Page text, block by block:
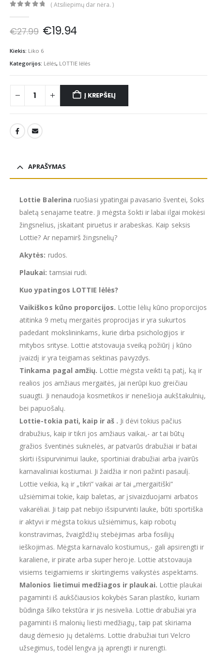
( Atsiliepimų dar nėra. )
€27.99 Original
was:
€27.99.
€19.94Current
€19.94.
Kiekis: Liko 6
Kategorijos: Lėlės, LOTTIE lėlės
Į KREPŠELĮ
APRAŠYMAS
Lottie Balerinaruošiasi ypatingai pavasario šventei, šoks
baletą senajame teatre. Ji mėgsta šokti ir labai ilgai mokėsi
žingsnelius, įskaitant piruetus ir arabeskas. Kaip seksis
Lottie? Ar nepamirš žingsnelių?
Akytės: rudos.
Plaukai: tamsiai rudi.
Kuo ypatingos LOTTIE lėlės?
Vaikiškos kūno proporcijos. Lottie lėlių kūno proporcijos
atitinka 9 metų mergaitės proprocijas ir yra sukurtos
padedant mokslininkams, kurie dirba psichologijos ir
mitybos srityse. Lottie atstovauja sveiką požiūrį į kūno
įvaizdį ir yra teigiamas sektinas pavyzdys.
Tinkama pagal amžių. Lottie mėgsta veikti tą patį, ką ir
realios jos amžiaus mergaitės, jai nerūpi kuo greičiau
suaugti. Ji nenaudoja kosmetikos ir nenešioja aukštakulnių,
bei papuošalų.
Lottie-tokia pati, kaip ir aš . Ji dėvi tokius pačius
drabužius, kaip ir tikri jos amžiaus vaikai,- ar tai būtų
gražios šventinės suknelės, ar patvarūs drabužiai ir batai
skirti išsipurvinimui lauke, sportiniai drabužiai arba įvairūs
karnavaliniai kostiumai. Ji žaidžia ir nori pažinti pasaulį.
Lottie veikia, ką ir „tikri“ vaikai ar tai „mergaitiški“
užsiėmimai tokie, kaip baletas, ar įsivaizduojami arbatos
vakarėliai. Ji taip pat nebijo išsipurvinti lauke, būti sportiška
ir aktyvi ir mėgsta tokius užsiėmimus, kaip robotų
konstravimas, žvaigždžių stebėjimas arba fosilijų
ieškojimas. Mėgsta karnavalo kostiumus,- gali apsirengti ir
karaliene, ir pirate arba super heroje. Lottie atstovauja
visiems teigiamiems ir skirtingiems vaikystės aspektams.
Malonios lietimui medžiagos ir plaukai. Lottie plaukai
pagaminti iš aukščiausios kokybės Saran plastiko, kuriam
būdinga šilko tekstūra ir jis nesivelia. Lottie drabužiai yra
pagaminti iš malonių liesti medžiagų, taip pat skiriama
daug dėmesio jų detalėms. Lottie drabužiai turi Velcro
užsegimus, todėl lengva ją aprengti ir nurengti.